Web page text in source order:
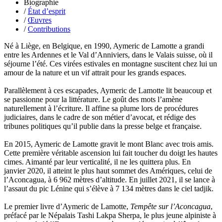
Manoukian Patrick
Marcel Patrick
Marthaler Claude
Mathieu Sandra
Miollis Bertrand de
Mittelette Eddie
Monchaud Morgan
Moullec Christian
Muller Victor
Neyret Pierre
Neyroud Michel
Nicolas Philippe
Noacco Cristina
Nobili Johanna
Nodet Mariette
Nodet Philippe
Ollivier-Henry Jocelyne
Olmedo Éric
Pajetnov Valentin
Pastureau Jean
Biographie
/État d’esprit
/Œuvres
/Contributions
Né à Liège, en Belgique, en 1990, Aymeric de Lamotte a grandi
entre les Ardennes et le Val d’Anniviers, dans le Valais suisse, où il
séjourne l’été. Ces virées estivales en montagne suscitent chez lui un
amour de la nature et un vif attrait pour les grands espaces.
Parallèlement à ces escapades, Aymeric de Lamotte lit beaucoup et
se passionne pour la littérature. Le goût des mots l’amène
naturellement à l’écriture. Il affine sa plume lors de procédures
judiciaires, dans le cadre de son métier d’avocat, et rédige des
tribunes politiques qu’il publie dans la presse belge et française.
En 2015, Aymeric de Lamotte gravit le mont Blanc avec trois amis.
Cette première véritable ascension lui fait toucher du doigt les hautes
cimes. Aimanté par leur verticalité, il ne les quittera plus. En
janvier 2020, il atteint le plus haut sommet des Amériques, celui de
l’Aconcagua, à 6 962 mètres d’altitude. En juillet 2021, il se lance à
l’assaut du pic Lénine qui s’élève à 7 134 mètres dans le ciel tadjik.
Le premier livre d’Aymeric de Lamotte, Tempête sur l’Aconcagua,
préfacé par le Népalais Tashi Lakpa Sherpa, le plus jeune alpiniste à